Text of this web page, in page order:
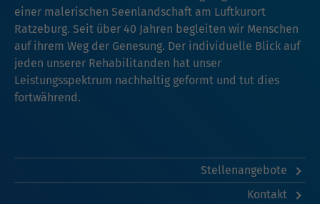
einer malerischen Seenlandschaft am Luftkurort
Ratzeburg. Seit über 40 Jahren begleiten wir Menschen
auf ihrem Weg der Genesung. Der individuelle Blick auf
jeden unserer Rehabilitanden hat unser
Leistungsspektrum nachhaltig geformt und tut dies
fortwährend.
Stellenangebote
Kontakt